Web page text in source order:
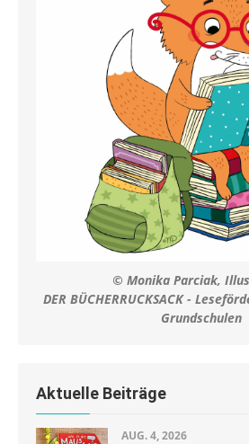
© Monika Parciak,
DER BÜCHERRUCKSACK -
Grundschulen
Aktuelle Beiträge
AUG. 4, 2026